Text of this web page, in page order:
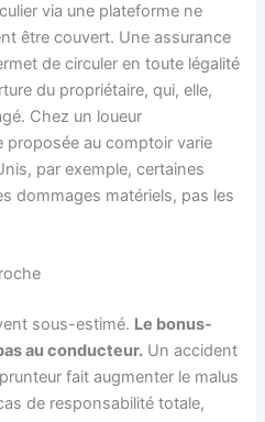
via une plateforme ne
être couvert. Une assurance
de circuler en toute légalité
du propriétaire, qui, elle,
Chez un loueur
proposée au comptoir varie
par exemple, certaines
dommages matériels, pas les
sous-estimé. Le bonus-
au conducteur. Un accident
fait augmenter le malus
de responsabilité totale,